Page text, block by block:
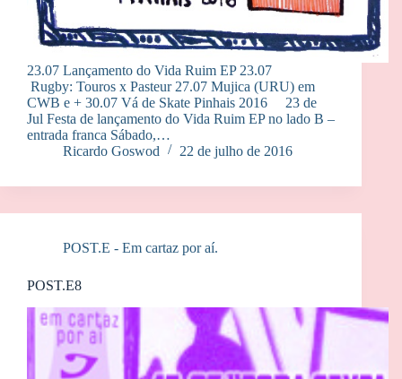
23.07 Lançamento do Vida Ruim EP 23.07
Rugby: Touros x Pasteur 27.07 Mujica (URU) em
CWB e + 30.07 Vá de Skate Pinhais 2016 23 de
Jul Festa de lançamento do Vida Ruim EP no lado B –
entrada franca Sábado,…
Ricardo Goswod
22 de julho de 2016
POST.E - Em cartaz por aí.
POST.E8